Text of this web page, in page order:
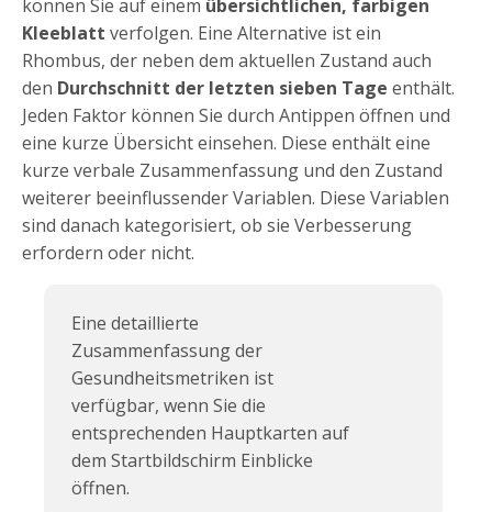
können Sie auf einem übersichtlichen, farbigen
Kleeblatt verfolgen. Eine Alternative ist ein
Rhombus, der neben dem aktuellen Zustand auch
den Durchschnitt der letzten sieben Tage enthält.
Jeden Faktor können Sie durch Antippen öffnen und
eine kurze Übersicht einsehen. Diese enthält eine
kurze verbale Zusammenfassung und den Zustand
weiterer beeinflussender Variablen. Diese Variablen
sind danach kategorisiert, ob sie Verbesserung
erfordern oder nicht.
Eine detaillierte
Zusammenfassung der
Gesundheitsmetriken ist
verfügbar, wenn Sie die
entsprechenden Hauptkarten auf
dem Startbildschirm Einblicke
öffnen.